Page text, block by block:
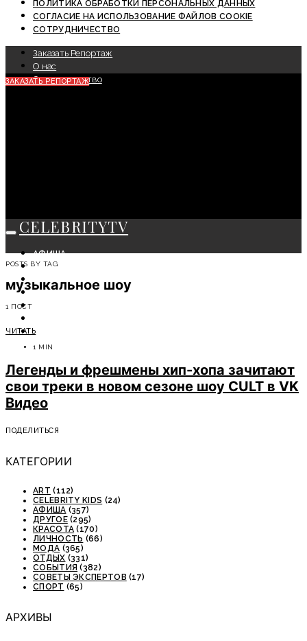
ПОЛИТИКА ОБРАБОТКИ ПЕРСОНАЛЬНЫХ ДАННЫХ
СОГЛАСИЕ НА ИСПОЛЬЗОВАНИЕ ФАЙЛОВ COOKIE
СОТРУДНИЧЕСТВО
Заказать Репортаж
О нас
Сотрудничество
ЗАКАЗАТЬ РЕПОРТАЖ
CELEBRITYTV
АФИША
СОБЫТИЯ
КРАСОТА
МОДА
СОВЕТЫ ЭКСПЕРТОВ
POSTS BY TAG
музыкальное шоу
1 ПОСТ
ЧИТАТЬ
1 MIN
Легенды и фрешмены хип-хопа зачитают
свои треки в новом сезоне шоу CULT в VK
Видео
ПОДЕЛИТЬСЯ
КАТЕГОРИИ
ART (112)
CELEBRITY KIDS (24)
АФИША (357)
ДРУГОЕ(295)
КРАСОТА (170)
ЛИЧНОСТЬ (66)
МОДА (365)
ОТДЫХ (331)
СОБЫТИЯ (382)
СОВЕТЫ ЭКСПЕРТОВ (17)
СПОРТ (65)
АРХИВЫ